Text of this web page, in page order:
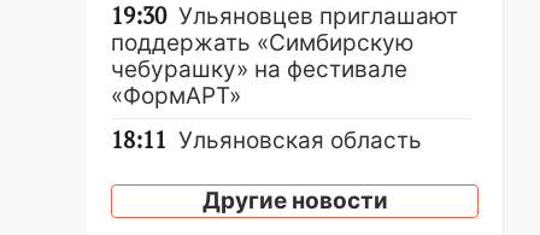
19:30 Ульяновцев приглашают
поддержать «Симбирскую
чебурашку» на фестивале
«ФормАРТ»
18:11 Ульяновская область
проекта «Культурное
долголетие»
Другие новости